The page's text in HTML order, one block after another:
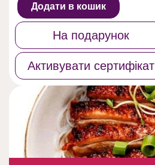
Додати в кошик
На подарунок
Активувати сертифікат